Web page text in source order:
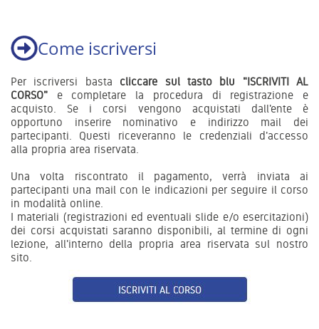
Come iscriversi
Per iscriversi basta cliccare sul tasto blu "ISCRIVITI AL
CORSO" e completare la procedura di registrazione e
acquisto. Se i corsi vengono acquistati dall'ente è
opportuno inserire nominativo e indirizzo mail dei
partecipanti. Questi riceveranno le credenziali d'accesso
alla propria area riservata.
Una volta riscontrato il pagamento, verrà inviata ai
partecipanti una mail con le indicazioni per seguire il corso
in modalità online.
I materiali (registrazioni ed eventuali slide e/o esercitazioni)
dei corsi acquistati saranno disponibili, al termine di ogni
lezione, all'interno della propria area riservata sul nostro
sito.